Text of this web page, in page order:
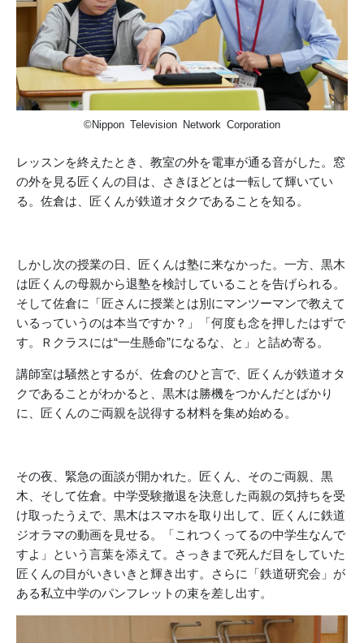
©Nippon Television Network Corporation
レッスンを終えたとき、教室の外を電車が通る音がした。窓
の外を見る匠くんの目は、さきほどとは一転して輝いてい
る。佐倉は、匠くんが鉄道オタクであることを知る。
しかし次の授業の日、匠くんは塾に来なかった。一方、黒木
は匠くんの母親から退塾を検討していることを告げられる。
そして佐倉に「匠さんに授業とは別にマンツーマンで教えて
いるっていうのは本当ですか？」「何度も念を押したはずで
す。Ｒクラスには“一生懸命”になるな、と」と詰め寄る。
講師室は騒然とするが、佐倉のひと言で、匠くんが鉄道オタ
クであることがわかると、黒木は勝機をつかんだとばかり
に、匠くんのご両親を説得する材料を集め始める。
その夜、緊急の面談が開かれた。匠くん、そのご両親、黒
木、そして佐倉。中学受験撤退を決意した両親の気持ちを受
け取ったうえで、黒木はスマホを取り出して、匠くんに鉄道
ジオラマの動画を見せる。「これつくってるの中学生なんで
すよ」という言葉を添えて。さっきまで死んだ目をしていた
匠くんの目がいきいきと輝き出す。さらに「鉄道研究会」が
ある私立中学のパンフレットの束を差し出す。